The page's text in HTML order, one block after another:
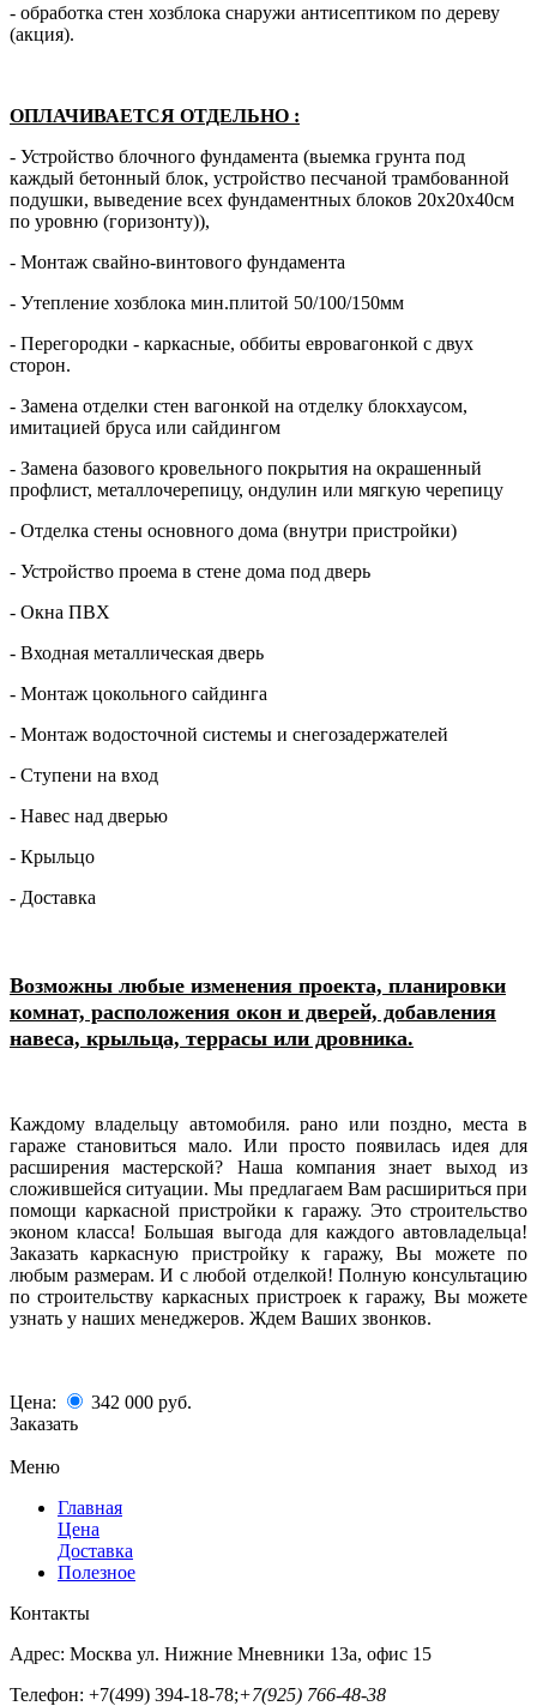
- обработка стен хозблока снаружи антисептиком по дереву
(акция).
ОПЛАЧИВАЕТСЯ ОТДЕЛЬНО :
- Устройство блочного фундамента (выемка грунта под
каждый бетонный блок, устройство песчаной трамбованной
подушки, выведение всех фундаментных блоков 20х20х40см
по уровню (горизонту)),
- Монтаж свайно-винтового фундамента
- Утепление хозблока мин.плитой 50/100/150мм
- Перегородки - каркасные, оббиты евровагонкой с двух
сторон.
- Замена отделки стен вагонкой на отделку блокхаусом,
имитацией бруса или сайдингом
- Замена базового кровельного покрытия на окрашенный
профлист, металлочерепицу, ондулин или мягкую черепицу
- Отделка стены основного дома (внутри пристройки)
- Устройство проема в стене дома под дверь
- Окна ПВХ
- Входная металлическая дверь
- Монтаж цокольного сайдинга
- Монтаж водосточной системы и снегозадержателей
- Ступени на вход
- Навес над дверью
- Крыльцо
- Доставка
Возможны любые изменения проекта, планировки
комнат, расположения окон и дверей, добавления
навеса, крыльца, террасы или дровника.
Каждому владельцу автомобиля. рано или поздно, места в
гараже становиться мало. Или просто появилась идея для
расширения мастерской? Наша компания знает выход из
сложившейся ситуации. Мы предлагаем Вам расшириться при
помощи каркасной пристройки к гаражу. Это строительство
эконом класса! Большая выгода для каждого автовладельца!
Заказать каркасную пристройку к гаражу, Вы можете по
любым размерам. И с любой отделкой! Полную консультацию
по строительству каркасных пристроек к гаражу, Вы можете
узнать у наших менеджеров. Ждем Ваших звонков.
Цена: 342 000 руб.
Заказать
Меню
Главная
Цена
Доставка
Полезное
Контакты
Адрес: Москва ул. Нижние Мневники 13а, офис 15
Телефон: +7(499) 394-18-78;+7(925) 766-48-38